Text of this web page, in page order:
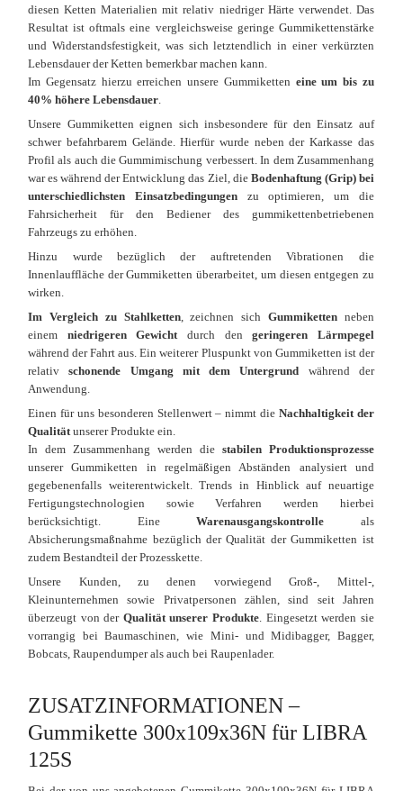
diesen Ketten Materialien mit relativ niedriger Härte verwendet. Das
Resultat ist oftmals eine vergleichsweise geringe Gummikettenstärke
und Widerstandsfestigkeit, was sich letztendlich in einer verkürzten
Lebensdauer der Ketten bemerkbar machen kann.
Im Gegensatz hierzu erreichen unsere Gummiketten eine um bis zu
40% höhere Lebensdauer.
Unsere Gummiketten eignen sich insbesondere für den Einsatz auf
schwer befahrbarem Gelände. Hierfür wurde neben der Karkasse das
Profil als auch die Gummimischung verbessert. In dem Zusammenhang
war es während der Entwicklung das Ziel, die Bodenhaftung (Grip) bei
unterschiedlichsten Einsatzbedingungenzu optimieren, um die
Fahrsicherheit für den Bediener des gummikettenbetriebenen
Fahrzeugs zu erhöhen.
Hinzu wurde bezüglich der auftretenden Vibrationen die
Innenlauffläche der Gummiketten überarbeitet, um diesen entgegen zu
wirken.
Im Vergleich zu Stahlketten, zeichnen sichGummiketten neben
einem niedrigeren Gewichtdurch dengeringeren Lärmpegel
während der Fahrt aus. Ein weiterer Pluspunkt von Gummiketten ist der
relativschonende Umgang mit dem Untergrund während der
Anwendung.
Einen für uns besonderen Stellenwert – nimmt die Nachhaltigkeit der
Qualitätunserer Produkte ein.
In dem Zusammenhang werden die stabilen Produktionsprozesse
unserer Gummiketten in regelmäßigen Abständen analysiert und
gegebenenfalls weiterentwickelt. Trends in Hinblick auf neuartige
Fertigungstechnologien sowie Verfahren werden hierbei
berücksichtigt. EineWarenausgangskontrolle als
Absicherungsmaßnahme bezüglich der Qualität der Gummiketten ist
zudem Bestandteil der Prozesskette.
Unsere Kunden, zu denen vorwiegend Groß-, Mittel-,
Kleinunternehmen sowie Privatpersonen zählen, sind seit Jahren
überzeugt von der Qualität unserer Produkte. Eingesetzt werden sie
vorrangig bei Baumaschinen, wie Mini- und Midibagger, Bagger,
Bobcats, Raupendumper als auch bei Raupenlader.
ZUSATZINFORMATIONEN –
Gummikette 300x109x36N für LIBRA
125S